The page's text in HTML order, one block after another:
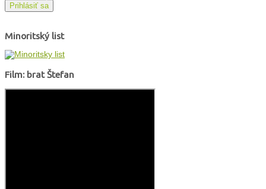
Prihlásiť sa
Minoritský list
Film: brat Štefan